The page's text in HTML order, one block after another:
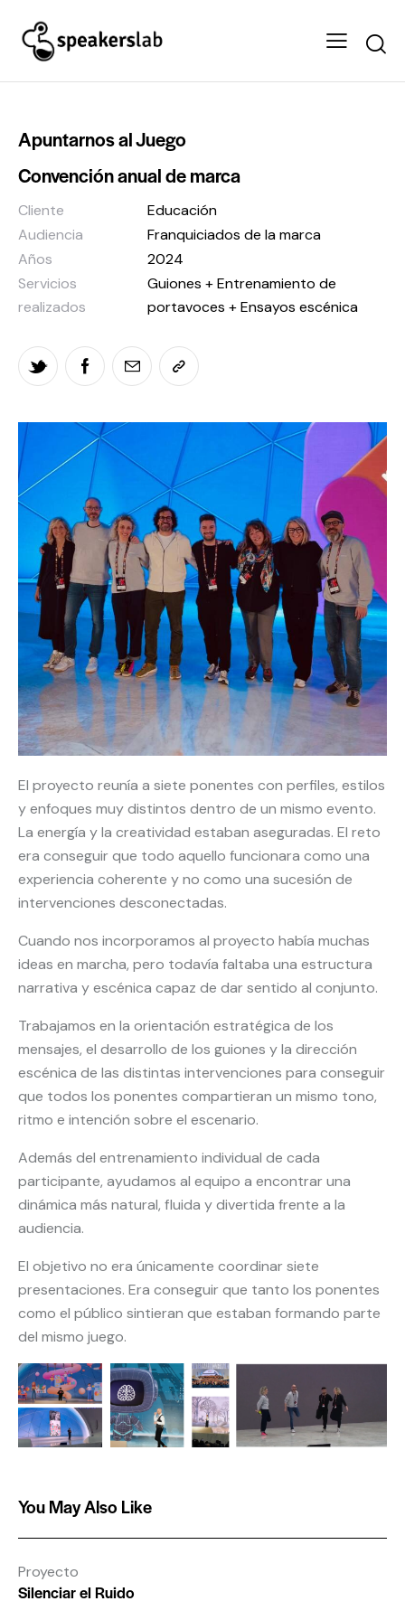
Apuntarnos al Juego
El proyecto reunía a siete ponentes con perfiles, estilos
y enfoques muy distintos dentro de un mismo evento.
La energía y la creatividad estaban aseguradas. El reto
era conseguir que todo aquello funcionara como una
experiencia coherente y no como una sucesión de
intervenciones desconectadas.
Cuando nos incorporamos al proyecto había muchas
ideas en marcha, pero todavía faltaba una estructura
narrativa y escénica capaz de dar sentido al conjunto.
Trabajamos en la orientación estratégica de los
mensajes, el desarrollo de los guiones y la dirección
escénica de las distintas intervenciones para conseguir
que todos los ponentes compartieran un mismo tono,
ritmo e intención sobre el escenario.
Además del entrenamiento individual de cada
participante, ayudamos al equipo a encontrar una
dinámica más natural, fluida y divertida frente a la
audiencia.
El objetivo no era únicamente coordinar siete
presentaciones. Era conseguir que tanto los ponentes
como el público sintieran que estaban formando parte
del mismo juego.
Convención anual de marca
Cliente
Educación
Audiencia
Franquiciados de la marca
Años
2024
Servicios
realizados
Guiones + Entrenamiento de
portavoces + Ensayos escénica
You May Also Like
Proyecto
Silenciar el Ruido